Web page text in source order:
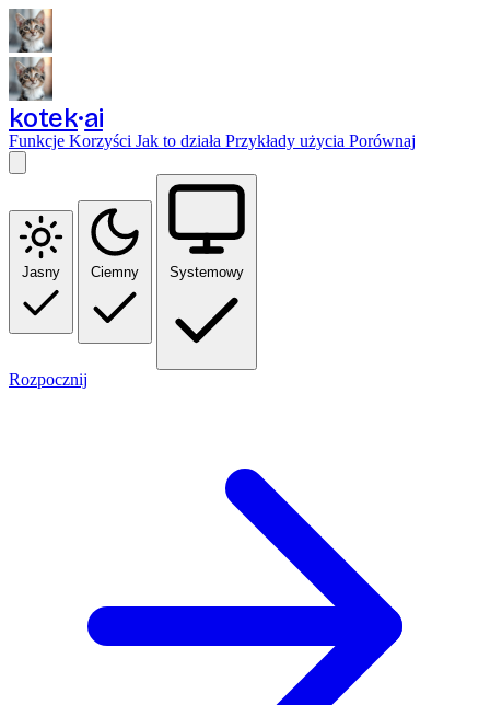
kotek ai
Funkcje Korzyści Jak to działa Przykłady użycia Porównaj
Jasny Ciemny Systemowy
Rozpocznij